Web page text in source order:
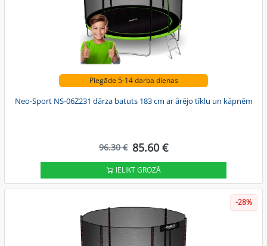
Piegāde 5-14 darba dienas
Neo-Sport NS-06Z231 dārza batuts 183 cm ar ārējo tīklu un kāpnēm
96.30 € 85.60 €
IELIKT GROZĀ
-28%